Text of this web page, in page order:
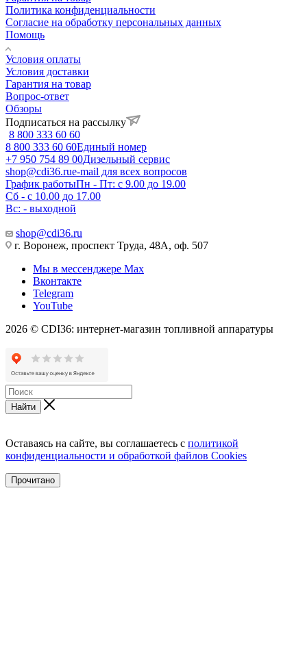
Политика конфиденциальности
Согласие на обработку персональных данных
Помощь
Условия оплаты
Условия доставки
Гарантия на товар
Вопрос-ответ
Обзоры
Подписаться на рассылку
8 800 333 60 60
8 800 333 60 60Единый номер
+7 950 754 89 00Дизельный сервис
shop@cdi36.rue-mail для всех вопросов
График работыПн - Пт: с 9.00 до 19.00
Сб - с 10.00 до 17.00
Вс: - выходной
shop@cdi36.ru
г. Воронеж, проспект Труда, 48А, оф. 507
Мы в мессенджере Max
Вконтакте
Telegram
YouTube
2026 © CDI36: интернет-магазин топливной аппаратуры
Найти
Оставаясь на сайте, вы соглашаетесь с политикой
конфиденциальности и обработкой файлов Cookies
Прочитано